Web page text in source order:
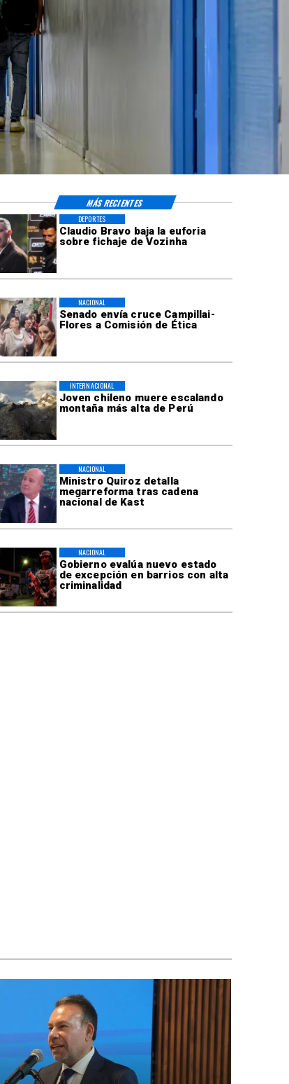
Claudio Bravo baja la euforia
sobre fichaje de Vozinha
DEPORTES
Senado envía cruce Campillai-
Flores a Comisión de Ética
NACIONAL
Joven chileno muere escalando
montaña más alta de Perú
INTERNACIONAL
Ministro Quiroz detalla
megarreforma tras cadena
nacional de Kast
NACIONAL
Gobierno evalúa nuevo estado
de excepción en barrios con alta
criminalidad
NACIONAL
MÁS RECIENTES